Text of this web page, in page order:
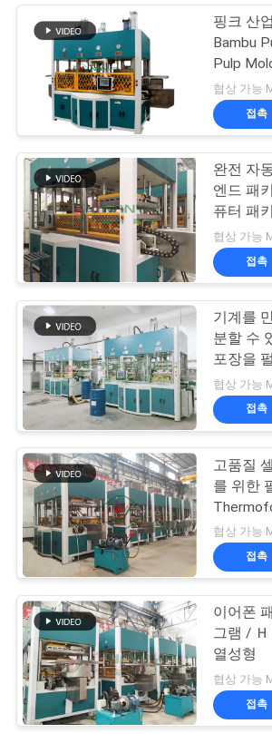
품
락
주
세
요
뉴
스
이
트
맵
PRIVACY
POLICY
기계를 만드는
계란 판지 기계
펄스 포장 기계
종이 접시 만
계
핑크 산
Bambu
Pulp
협상 가능
접촉
완전 자
엔드 패
퓨터 패
협상 가능
접촉
기계를
분할 수
포장을
협상 가능
접촉
고품질
를 위한
기계
협상 가능
접촉
이어폰
그램 / Ｈ
열성형
협상 가능
접촉